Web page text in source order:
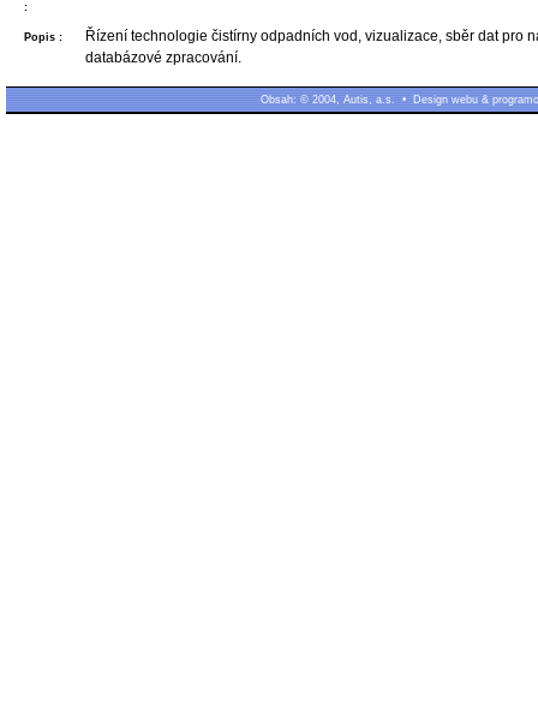
:
Popis :
Řízení technologie čistírny odpadních vod, vizualizace, sběr dat pro
databázové zpracování.
Obsah: © 2004, Autis, a.s. • Design webu &